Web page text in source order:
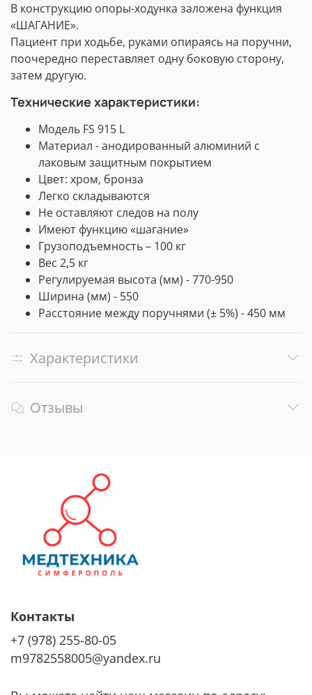
В конструкцию опоры-ходунка заложена функция
«ШАГАНИЕ».
Пациент при ходьбе, руками опираясь на поручни,
поочередно переставляет одну боковую сторону,
затем другую.
Технические характеристики:
Модель FS 915 L
Материал - анодированный алюминий c
лаковым защитным покрытием
Цвет: хром, бронза
Легко складываются
Не оставляют следов на полу
Имеют функцию «шагание»
Грузоподъемность – 100 кг
Вес 2,5 кг
Регулируемая высота (мм) - 770-950
Ширина (мм) - 550
Расстояние между поручнями (± 5%) - 450 мм
Характеристики
Отзывы
Контакты
+7 (978) 255-80-05
m9782558005@yandex.ru